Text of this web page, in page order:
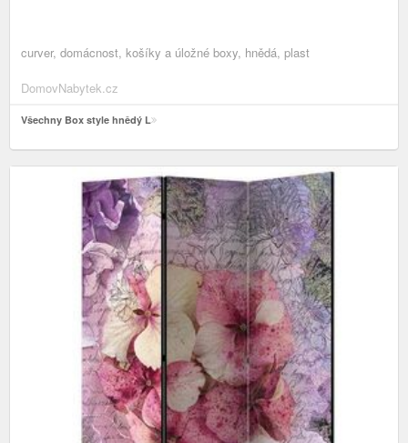
curver, domácnost, košíky a úložné boxy, hnědá, plast
DomovNabytek.cz
Všechny Box style hnědý L